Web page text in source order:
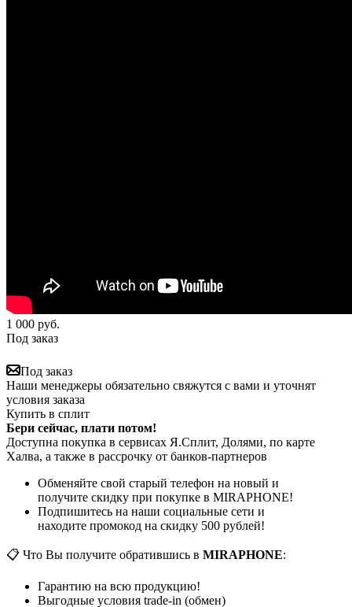
1 000 руб.
Под заказ
Под заказ
Наши менеджеры обязательно свяжутся с вами и уточнят
условия заказа
Купить в сплит
Бери сейчас, плати потом!
Доступна покупка в сервисах Я.Сплит, Долями, по карте
Халва, а также в рассрочку от банков-партнеров
Обменяйте свой старый телефон на новый и
получите скидку при покупке в MIRAPHONE!
Подпишитесь на наши социальные сети и
находите промокод на скидку 500 рублей!
📋 Что Вы получите обратившись в MIRAPHONE:
Гарантию на всю продукцию!
Выгодные условия trade-in (обмен)